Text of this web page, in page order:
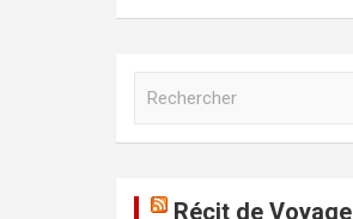
Récit de Voyage